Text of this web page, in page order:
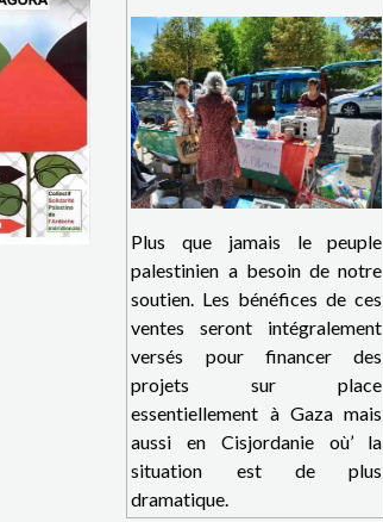
Plus que jamais le peuple
palestinien a besoin de notre
soutien. Les bénéfices de ces
ventes seront intégralement
versés pour financer des
projets sur place
essentiellement à Gaza mais
aussi en Cisjordanie où’ la
situation est de plus
dramatique.